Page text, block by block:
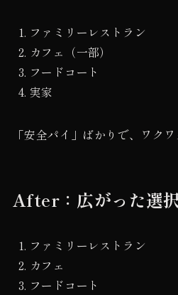
ファミリーレストラン
カフェ（一部）
フードコート
実家
「安全パイ」ばかりで、ワクワ
After：広がった選
ファミリーレストラン
カフェ
フードコート